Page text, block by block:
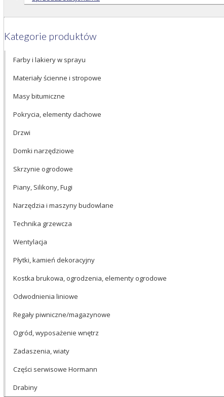
Kategorie produktów
Farby i lakiery w sprayu
Materiały ścienne i stropowe
Masy bitumiczne
Pokrycia, elementy dachowe
Drzwi
Domki narzędziowe
Skrzynie ogrodowe
Piany, Silikony, Fugi
Narzędzia i maszyny budowlane
Technika grzewcza
Wentylacja
Płytki, kamień dekoracyjny
Kostka brukowa, ogrodzenia, elementy ogrodowe
Odwodnienia liniowe
Regały piwniczne/magazynowe
Ogród, wyposażenie wnętrz
Zadaszenia, wiaty
Części serwisowe Hormann
Drabiny